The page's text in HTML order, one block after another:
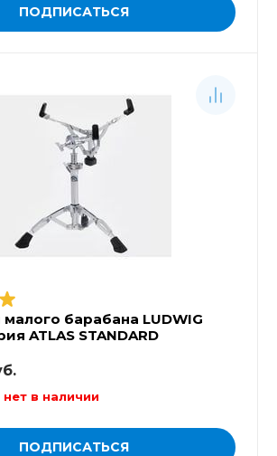
ПОДПИСАТЬСЯ
барабана LUDWIG
ATLAS STANDARD
в наличии
ПОДПИСАТЬСЯ